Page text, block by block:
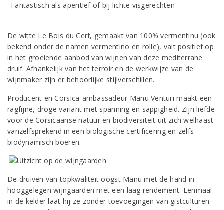
Fantastisch als aperitief of bij lichte visgerechten
De witte Le Bois du Cerf, gemaakt van 100% vermentinu (ook
bekend onder de namen vermentino en rolle), valt positief op
in het groeiende aanbod van wijnen van deze mediterrane
druif. Afhankelijk van het terroir en de werkwijze van de
wijnmaker zijn er behoorlijke stijlverschillen.
Producent en Corsica-ambassadeur Manu Venturi maakt een
ragfijne, droge variant met spanning en sappigheid. Zijn liefde
voor de Corsicaanse natuur en biodiversiteit uit zich welhaast
vanzelfsprekend in een biologische certificering en zelfs
biodynamisch boeren.
De druiven van topkwaliteit oogst Manu met de hand in
hooggelegen wijngaarden met een laag rendement. Eenmaal
in de kelder laat hij ze zonder toevoegingen van gistculturen